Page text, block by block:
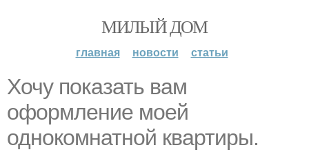
МИЛЫЙ ДОМ
главная новости статьи
Хочу показать вам
оформление моей
однокомнатной квартиры.